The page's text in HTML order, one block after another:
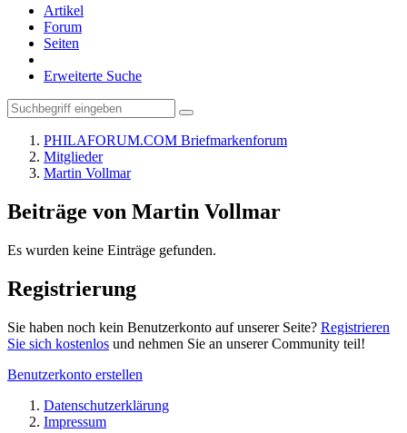
Artikel
Forum
Seiten
Erweiterte Suche
PHILAFORUM.COM Briefmarkenforum
Mitglieder
Martin Vollmar
Beiträge von Martin Vollmar
Es wurden keine Einträge gefunden.
Registrierung
Sie haben noch kein Benutzerkonto auf unserer Seite? Registrieren
Sie sich kostenlos und nehmen Sie an unserer Community teil!
Benutzerkonto erstellen
Datenschutzerklärung
Impressum